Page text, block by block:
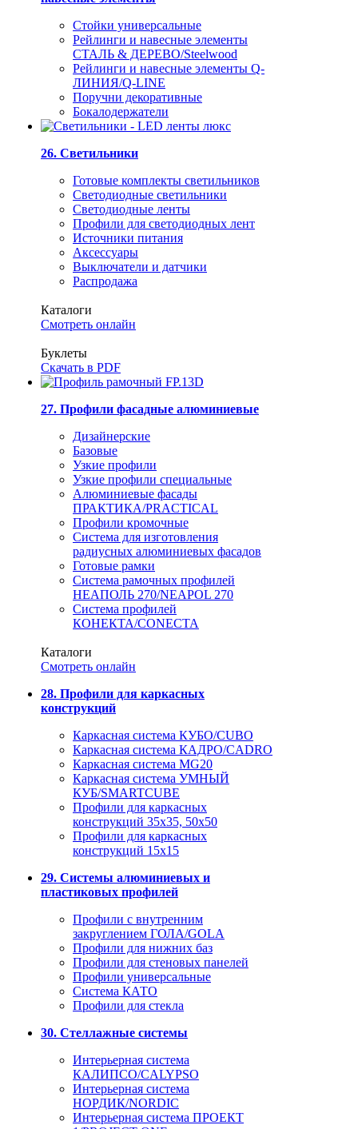
Стойки универсальные
Рейлинги и навесные элементы
СТАЛЬ & ДЕРЕВО/Steelwood
Рейлинги и навесные элементы Q-
ЛИНИЯ/Q-LINE
Поручни декоративные
Бокалодержатели
26. Светильники
Готовые комплекты светильников
Светодиодные светильники
Светодиодные ленты
Профили для светодиодных лент
Источники питания
Аксессуары
Выключатели и датчики
Распродажа
Каталоги
Смотреть онлайн
Буклеты
Скачать в PDF
27. Профили фасадные алюминиевые
Дизайнерские
Базовые
Узкие профили
Узкие профили специальные
Алюминиевые фасады
ПРАКТИКА/PRACTICAL
Профили кромочные
Система для изготовления
радиусных алюминиевых фасадов
Готовые рамки
Система рамочных профилей
НЕАПОЛЬ 270/NEAPOL 270
Система профилей
КОНЕКТА/CONECTA
Каталоги
Смотреть онлайн
28. Профили для каркасных
конструкций
Каркасная система КУБО/CUBO
Каркасная система КАДРО/CADRO
Каркасная система MG20
Каркасная система УМНЫЙ
КУБ/SMARTCUBE
Профили для каркасных
конструкций 35x35, 50x50
Профили для каркасных
конструкций 15х15
29. Системы алюминиевых и
пластиковых профилей
Профили с внутренним
закруглением ГОЛА/GOLA
Профили для нижних баз
Профили для стеновых панелей
Профили универсальные
Система КАТО
Профили для стекла
30. Стеллажные системы
Интерьерная система
КАЛИПСО/CALYPSO
Интерьерная система
НОРДИК/NORDIC
Интерьерная система ПРОЕКТ